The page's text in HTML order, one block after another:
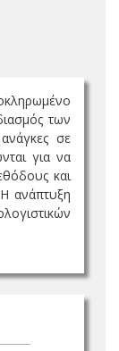
των
σε
για να
και
ανάπτυξη